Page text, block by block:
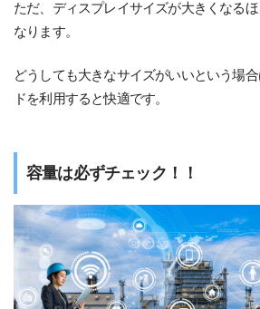
ただ、ディスプレイサイズが大きくなる
なります。
どうしても大きなサイズがいいという場
ドを利用すると快適です。
容量は必ずチェック！！